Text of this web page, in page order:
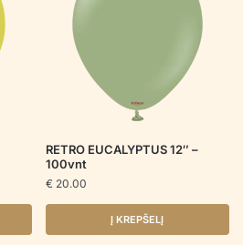
RETRO EUCALYPTUS 12″ –
100vnt
€ 20.00
Į KREPŠELĮ